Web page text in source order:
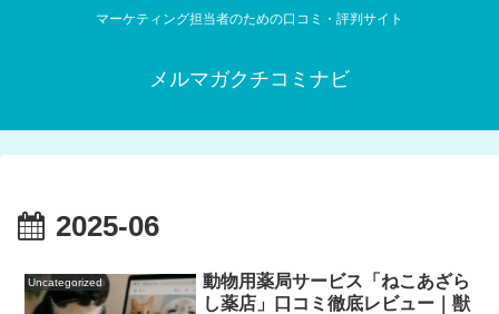
マーケティング担当者のための口コミ・評判サイト
メルマガクチコミナビ
2025-06
Uncategorized
動物用薬局サービス「ねこあざら
し薬店」口コミ徹底レビュー｜獣